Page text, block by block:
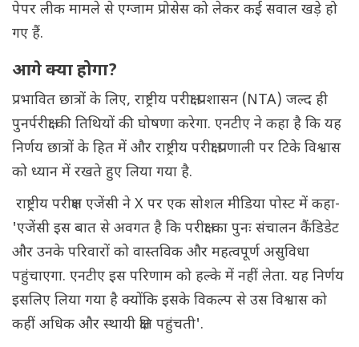
पेपर लीक मामले से एग्जाम प्रोसेस को लेकर कई सवाल खड़े हो
गए हैं.
आगे क्या होगा?
प्रभावित छात्रों के लिए, राष्ट्रीय परीक्षा प्रशासन (NTA) जल्द ही
पुनर्परीक्षा की तिथियों की घोषणा करेगा. एनटीए ने कहा है कि यह
निर्णय छात्रों के हित में और राष्ट्रीय परीक्षा प्रणाली पर टिके विश्वास
को ध्यान में रखते हुए लिया गया है.
राष्ट्रीय परीक्षण एजेंसी ने X पर एक सोशल मीडिया पोस्ट में कहा-
'एजेंसी इस बात से अवगत है कि परीक्षा का पुनः संचालन कैंडिडेट
और उनके परिवारों को वास्तविक और महत्वपूर्ण असुविधा
पहुंचाएगा. एनटीए इस परिणाम को हल्के में नहीं लेता. यह निर्णय
इसलिए लिया गया है क्योंकि इसके विकल्प से उस विश्वास को
कहीं अधिक और स्थायी क्षति पहुंचती'.